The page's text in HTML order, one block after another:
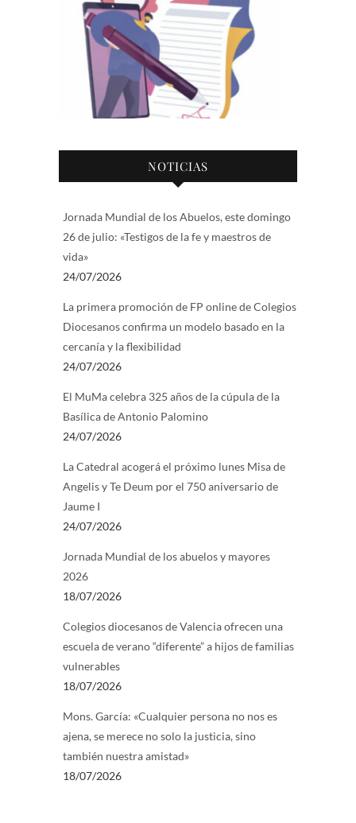
NOTICIAS
Jornada Mundial de los Abuelos, este domingo
26 de julio: «Testigos de la fe y maestros de
vida»
24/07/2026
La primera promoción de FP online de Colegios
Diocesanos confirma un modelo basado en la
cercanía y la flexibilidad
24/07/2026
El MuMa celebra 325 años de la cúpula de la
Basílica de Antonio Palomino
24/07/2026
La Catedral acogerá el próximo lunes Misa de
Angelis y Te Deum por el 750 aniversario de
Jaume I
24/07/2026
Jornada Mundial de los abuelos y mayores
2026
18/07/2026
Colegios diocesanos de Valencia ofrecen una
escuela de verano “diferente” a hijos de familias
vulnerables
18/07/2026
Mons. García: «Cualquier persona no nos es
ajena, se merece no solo la justicia, sino
también nuestra amistad»
18/07/2026